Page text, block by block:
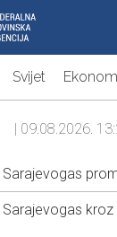
Svijet
| 09.08.2026.
Sarajevogas
Sarajevogas kroz